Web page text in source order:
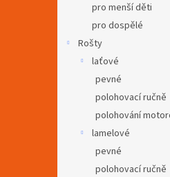
pro menší děti
pro dospělé
Rošty
laťové
pevné
polohovací ručně
polohování
lamelové
pevné
polohovací ručně